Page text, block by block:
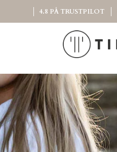
4.8 PÅ TRUSTPILOT